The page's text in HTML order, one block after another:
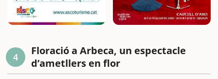
4
Floració a Arbeca, un espectacle
d’ametllers en flor